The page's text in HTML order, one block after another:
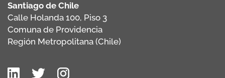
Santiago de Chile
Calle Holanda 100, Piso 3
Comuna de Providencia
Región Metropolitana (Chile)